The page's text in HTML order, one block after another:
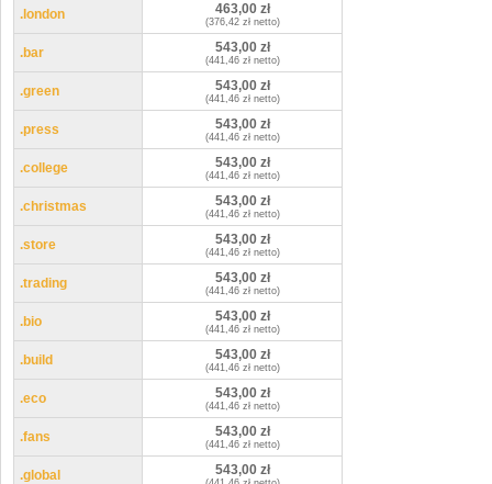
.london 463,00 zł
(376,42 zł netto)
.bar 543,00 zł
(441,46 zł netto)
.green 543,00 zł
(441,46 zł netto)
.press 543,00 zł
(441,46 zł netto)
.college 543,00 zł
(441,46 zł netto)
.christmas 543,00 zł
(441,46 zł netto)
.store 543,00 zł
(441,46 zł netto)
.trading 543,00 zł
(441,46 zł netto)
.bio 543,00 zł
(441,46 zł netto)
.build 543,00 zł
(441,46 zł netto)
.eco 543,00 zł
(441,46 zł netto)
.fans 543,00 zł
(441,46 zł netto)
.global 543,00 zł